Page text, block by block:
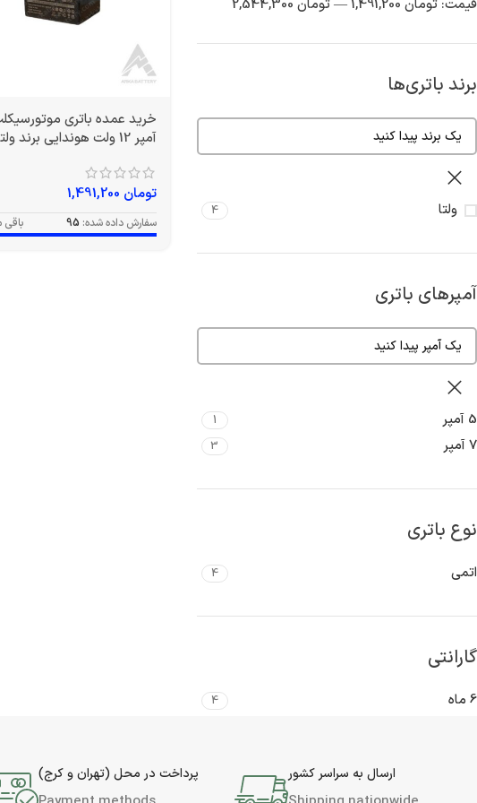
قیمت: تومان 1,491,200 —تومان 2,544,300
برند باتری‌ها
ولتا 4
آمپرهای باتری
5 آمپر 1
7 آمپر 3
نوع باتری
اتمی 4
گارانتی
6 ماه 4
آمپر 12 ولت هوندایی برند ولتا
تومان
سفارش داده شده: 95 باقی
ارسال به سراسر کشور پرداخت در محل (تهران و کرج)